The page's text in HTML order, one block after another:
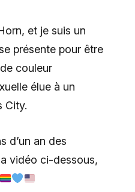
et je suis un
présente pour être
couleur
élue à un
City.
d’un an des
vidéo ci-dessous,